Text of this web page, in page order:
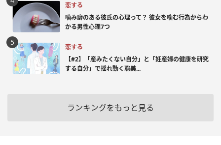
恋する
噛み癖のある彼氏の心理って？ 彼女を噛む行為からわ
かる男性心理7つ
恋する
【#2】「産みたくない自分」と「妊産婦の健康を研究
する自分」で揺れ動く聡美...
ランキングをもっと見る